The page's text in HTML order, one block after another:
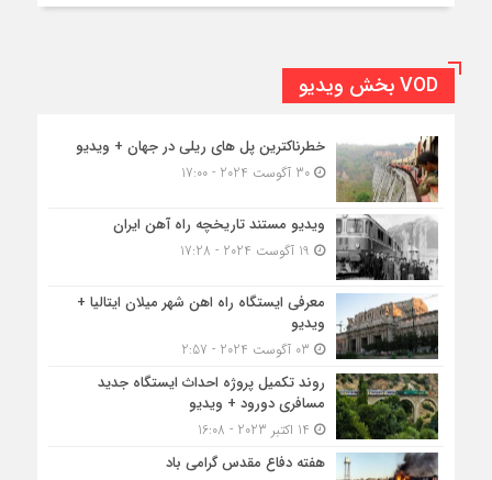
VOD بخش ویدیو
خطرناکترین پل های ریلی در جهان + ویدیو
30 آگوست 2024 - 17:00
ویدیو مستند تاریخچه راه آهن ایران
معرفی ایستگاه راه اهن شهر میلان ایتالیا +
ویدیو
روند تکمیل پروژه احداث ایستگاه جدید
مسافری دورود + ویدیو
هفته دفاع مقدس گرامی باد